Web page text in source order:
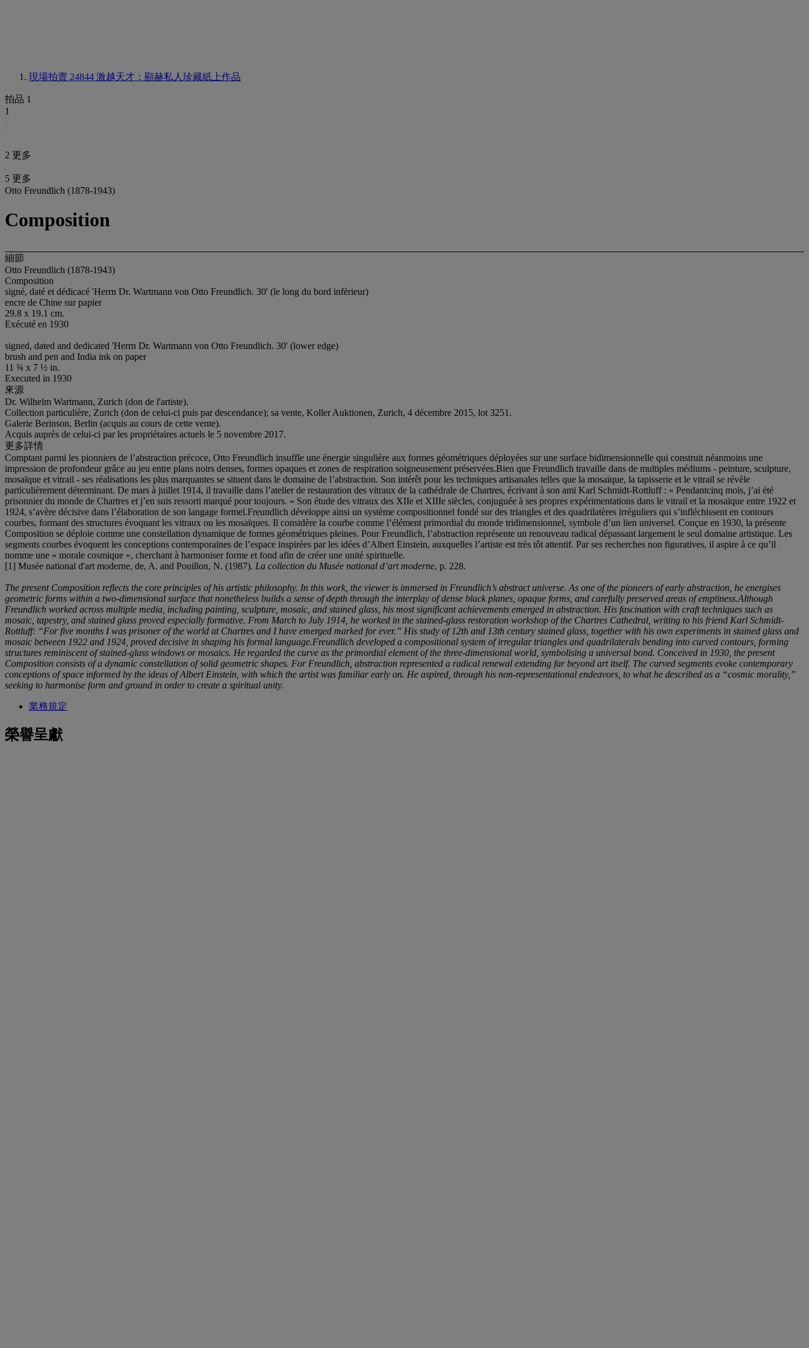
現場拍賣 24844 激越天才：顯赫私人珍藏紙上作品
拍品 1
1
2 更多
5 更多
Otto Freundlich (1878-1943)
Composition
細節
Otto Freundlich (1878-1943)
Composition
signé, daté et dédicacé 'Herrn Dr. Wartmann von Otto Freundlich. 30' (le long du bord inférieur)
encre de Chine sur papier
29.8 x 19.1 cm.
Exécuté en 1930
signed, dated and dedicated 'Herrn Dr. Wartmann von Otto Freundlich. 30' (lower edge)
brush and pen and India ink on paper
11 ¾ x 7 ½ in.
Executed in 1930
來源
Dr. Wilhelm Wartmann, Zurich (don de l'artiste).
Collection particulière, Zurich (don de celui-ci puis par descendance); sa vente, Koller Auktionen, Zurich, 4 décembre 2015, lot 3251.
Galerie Berinson, Berlin (acquis au cours de cette vente).
Acquis auprès de celui-ci par les propriétaires actuels le 5 novembre 2017.
更多詳情
Comptant parmi les pionniers de l’abstraction précoce, Otto Freundlich insuffle une énergie singulière aux formes géométriques déployées sur une surface bidimensionnelle qui construit néanmoins une
impression de profondeur grâce au jeu entre plans noirs denses, formes opaques et zones de respiration soigneusement préservées.Bien que Freundlich travaille dans de multiples médiums - peinture, sculpture,
mosaïque et vitrail - ses réalisations les plus marquantes se situent dans le domaine de l’abstraction. Son intérêt pour les techniques artisanales telles que la mosaïque, la tapisserie et le vitrail se révèle
particulièrement déterminant. De mars à juillet 1914, il travaille dans l’atelier de restauration des vitraux de la cathédrale de Chartres, écrivant à son ami Karl Schmidt-Rottluff : « Pendantcinq mois, j’ai été
prisonnier du monde de Chartres et j’en suis ressorti marqué pour toujours. » Son étude des vitraux des XIIe et XIIIe siècles, conjuguée à ses propres expérimentations dans le vitrail et la mosaïque entre 1922 et
1924, s’avère décisive dans l’élaboration de son langage formel.Freundlich développe ainsi un système compositionnel fondé sur des triangles et des quadrilatères irréguliers qui s’infléchissent en contours
courbes, formant des structures évoquant les vitraux ou les mosaïques. Il considère la courbe comme l’élément primordial du monde tridimensionnel, symbole d’un lien universel. Conçue en 1930, la présente
Composition se déploie comme une constellation dynamique de formes géométriques pleines. Pour Freundlich, l’abstraction représente un renouveau radical dépassant largement le seul domaine artistique. Les
segments courbes évoquent les conceptions contemporaines de l’espace inspirées par les idées d’Albert Einstein, auxquelles l’artiste est très tôt attentif. Par ses recherches non figuratives, il aspire à ce qu’il
nomme une « morale cosmique », cherchant à harmoniser forme et fond afin de créer une unité spirituelle.
[1] Musée national d'art moderne, de, A. and Pouillon, N. (1987). La collection du Musée national d’art moderne, p. 228.
The present Composition reflects the core principles of his artistic philosophy. In this work, the viewer is immersed in Freundlich’s abstract universe. As one of the pioneers of early abstraction, he energises
geometric forms within a two-dimensional surface that nonetheless builds a sense of depth through the interplay of dense black planes, opaque forms, and carefully preserved areas of emptiness.Although
Freundlich worked across multiple media, including painting, sculpture, mosaic, and stained glass, his most significant achievements emerged in abstraction. His fascination with craft techniques such as
mosaic, tapestry, and stained glass proved especially formative. From March to July 1914, he worked in the stained-glass restoration workshop of the Chartres Cathedral, writing to his friend Karl Schmidt-
Rottluff: “For five months I was prisoner of the world at Chartres and I have emerged marked for ever.” His study of 12th and 13th century stained glass, together with his own experiments in stained glass and
mosaic between 1922 and 1924, proved decisive in shaping his formal language.Freundlich developed a compositional system of irregular triangles and quadrilaterals bending into curved contours, forming
structures reminiscent of stained-glass windows or mosaics. He regarded the curve as the primordial element of the three-dimensional world, symbolising a universal bond. Conceived in 1930, the present
Composition consists of a dynamic constellation of solid geometric shapes. For Freundlich, abstraction represented a radical renewal extending far beyond art itself. The curved segments evoke contemporary
conceptions of space informed by the ideas of Albert Einstein, with which the artist was familiar early on. He aspired, through his non-representational endeavors, to what he described as a “cosmic morality,”
seeking to harmonise form and ground in order to create a spiritual unity.
業務規定
榮譽呈獻